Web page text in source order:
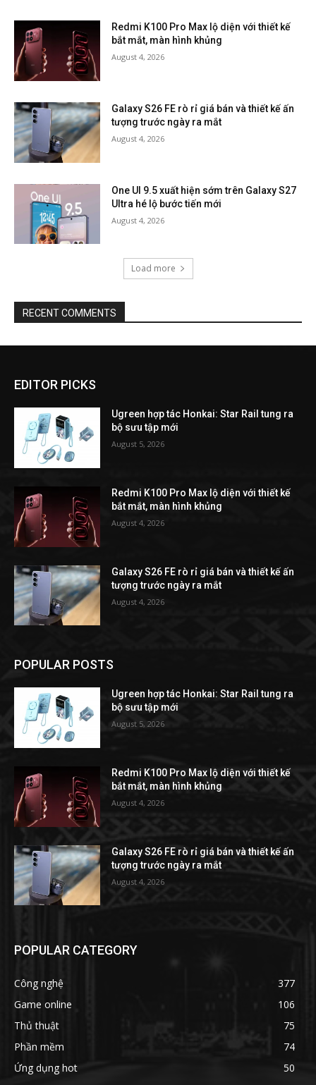
Redmi K100 Pro Max lộ diện với thiết kế
bắt mắt, màn hình khủng
August 4, 2026
Galaxy S26 FE rò rỉ giá bán và thiết kế ấn
tượng trước ngày ra mắt
August 4, 2026
One UI 9.5 xuất hiện sớm trên Galaxy S27
Ultra hé lộ bước tiến mới
August 4, 2026
Load more
RECENT COMMENTS
EDITOR PICKS
Ugreen hợp tác Honkai: Star Rail tung ra
bộ sưu tập mới
August 5, 2026
Redmi K100 Pro Max lộ diện với thiết kế
bắt mắt, màn hình khủng
August 4, 2026
Galaxy S26 FE rò rỉ giá bán và thiết kế ấn
tượng trước ngày ra mắt
August 4, 2026
POPULAR POSTS
Ugreen hợp tác Honkai: Star Rail tung ra
bộ sưu tập mới
August 5, 2026
Redmi K100 Pro Max lộ diện với thiết kế
bắt mắt, màn hình khủng
August 4, 2026
Galaxy S26 FE rò rỉ giá bán và thiết kế ấn
tượng trước ngày ra mắt
August 4, 2026
POPULAR CATEGORY
Công nghệ
377
Game online
106
Thủ thuật
75
Phần mềm
74
Ứng dụng hot
50